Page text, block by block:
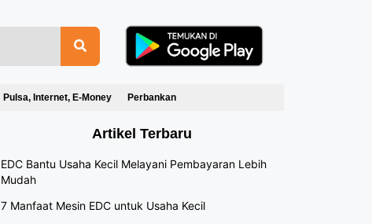
Pulsa, Internet, E-Money Perbankan
Artikel Terbaru
EDC Bantu Usaha Kecil Melayani Pembayaran Lebih
Mudah
7 Manfaat Mesin EDC untuk Usaha Kecil